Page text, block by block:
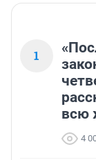
1
всю
4